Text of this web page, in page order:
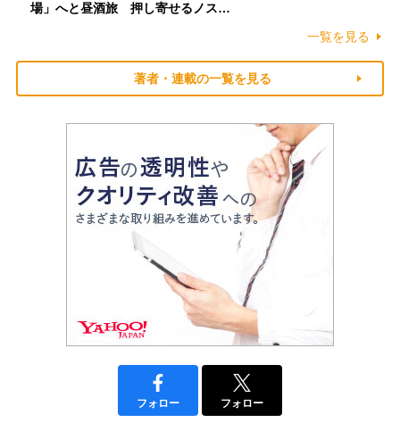
場」へと昼酒旅 押し寄せるノス…
一覧を見る
著者・連載の一覧を見る
フォロー フォロー